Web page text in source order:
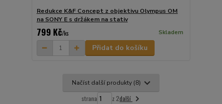
Redukce K&F Concept z objektivu Olympus OM
na SONY E s držákem na stativ
799 Kč/ks Skladem
Přidat do košíku
Načíst další produkty (8)
strana z 2další